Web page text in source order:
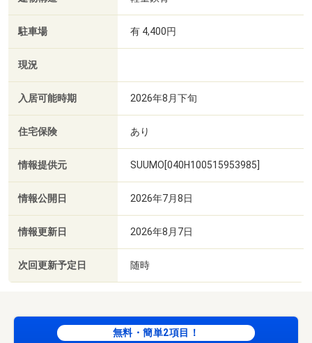
駐車場 有 4,400円
現況
入居可能時期 2026年8月下旬
住宅保険 あり
情報提供元 SUUMO[040H100515953985]
情報公開日 2026年7月8日
情報更新日 2026年8月7日
次回更新予定日 随時
無料・簡単2項目！